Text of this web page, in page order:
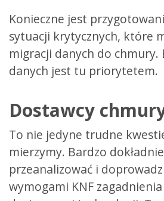
Konieczne jest
sytuacji krytycznych, które
migracji danych do chmury.
danych jest tu priorytetem.
Dostawcy
To nie jedyne trudne
mierzymy. Bardzo
przeanalizować i
wymogami KNF